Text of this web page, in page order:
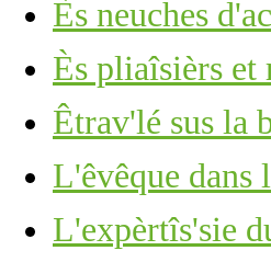
Ès neuches
Ès pliaîsièrs et
Êtrav'lé sus la
L'êvêque dans
L'expèrtîs'sie